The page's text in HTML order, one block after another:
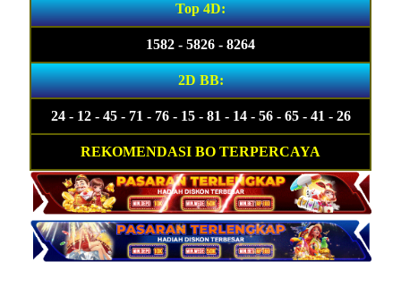
Top 4D:
1582 - 5826 - 8264
2D BB:
24 - 12 - 45 - 71 - 76 - 15 - 81 - 14 - 56 - 65 - 41 - 26
REKOMENDASI BO TERPERCAYA